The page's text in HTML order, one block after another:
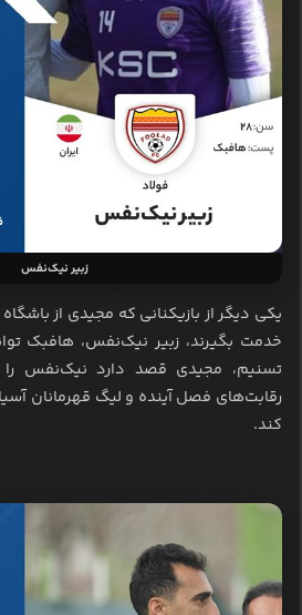
زبیر نیک‌نفس
یکی دیگر از بازیکنانی که مجیدی از
خدمت بگیرند، زبیر نیک‌نفس، هافبک
تسنیم، مجیدی قصد دارد نیک‌نفس
رقابت‌های فصل آینده و لیگ قهرمانان
کند.